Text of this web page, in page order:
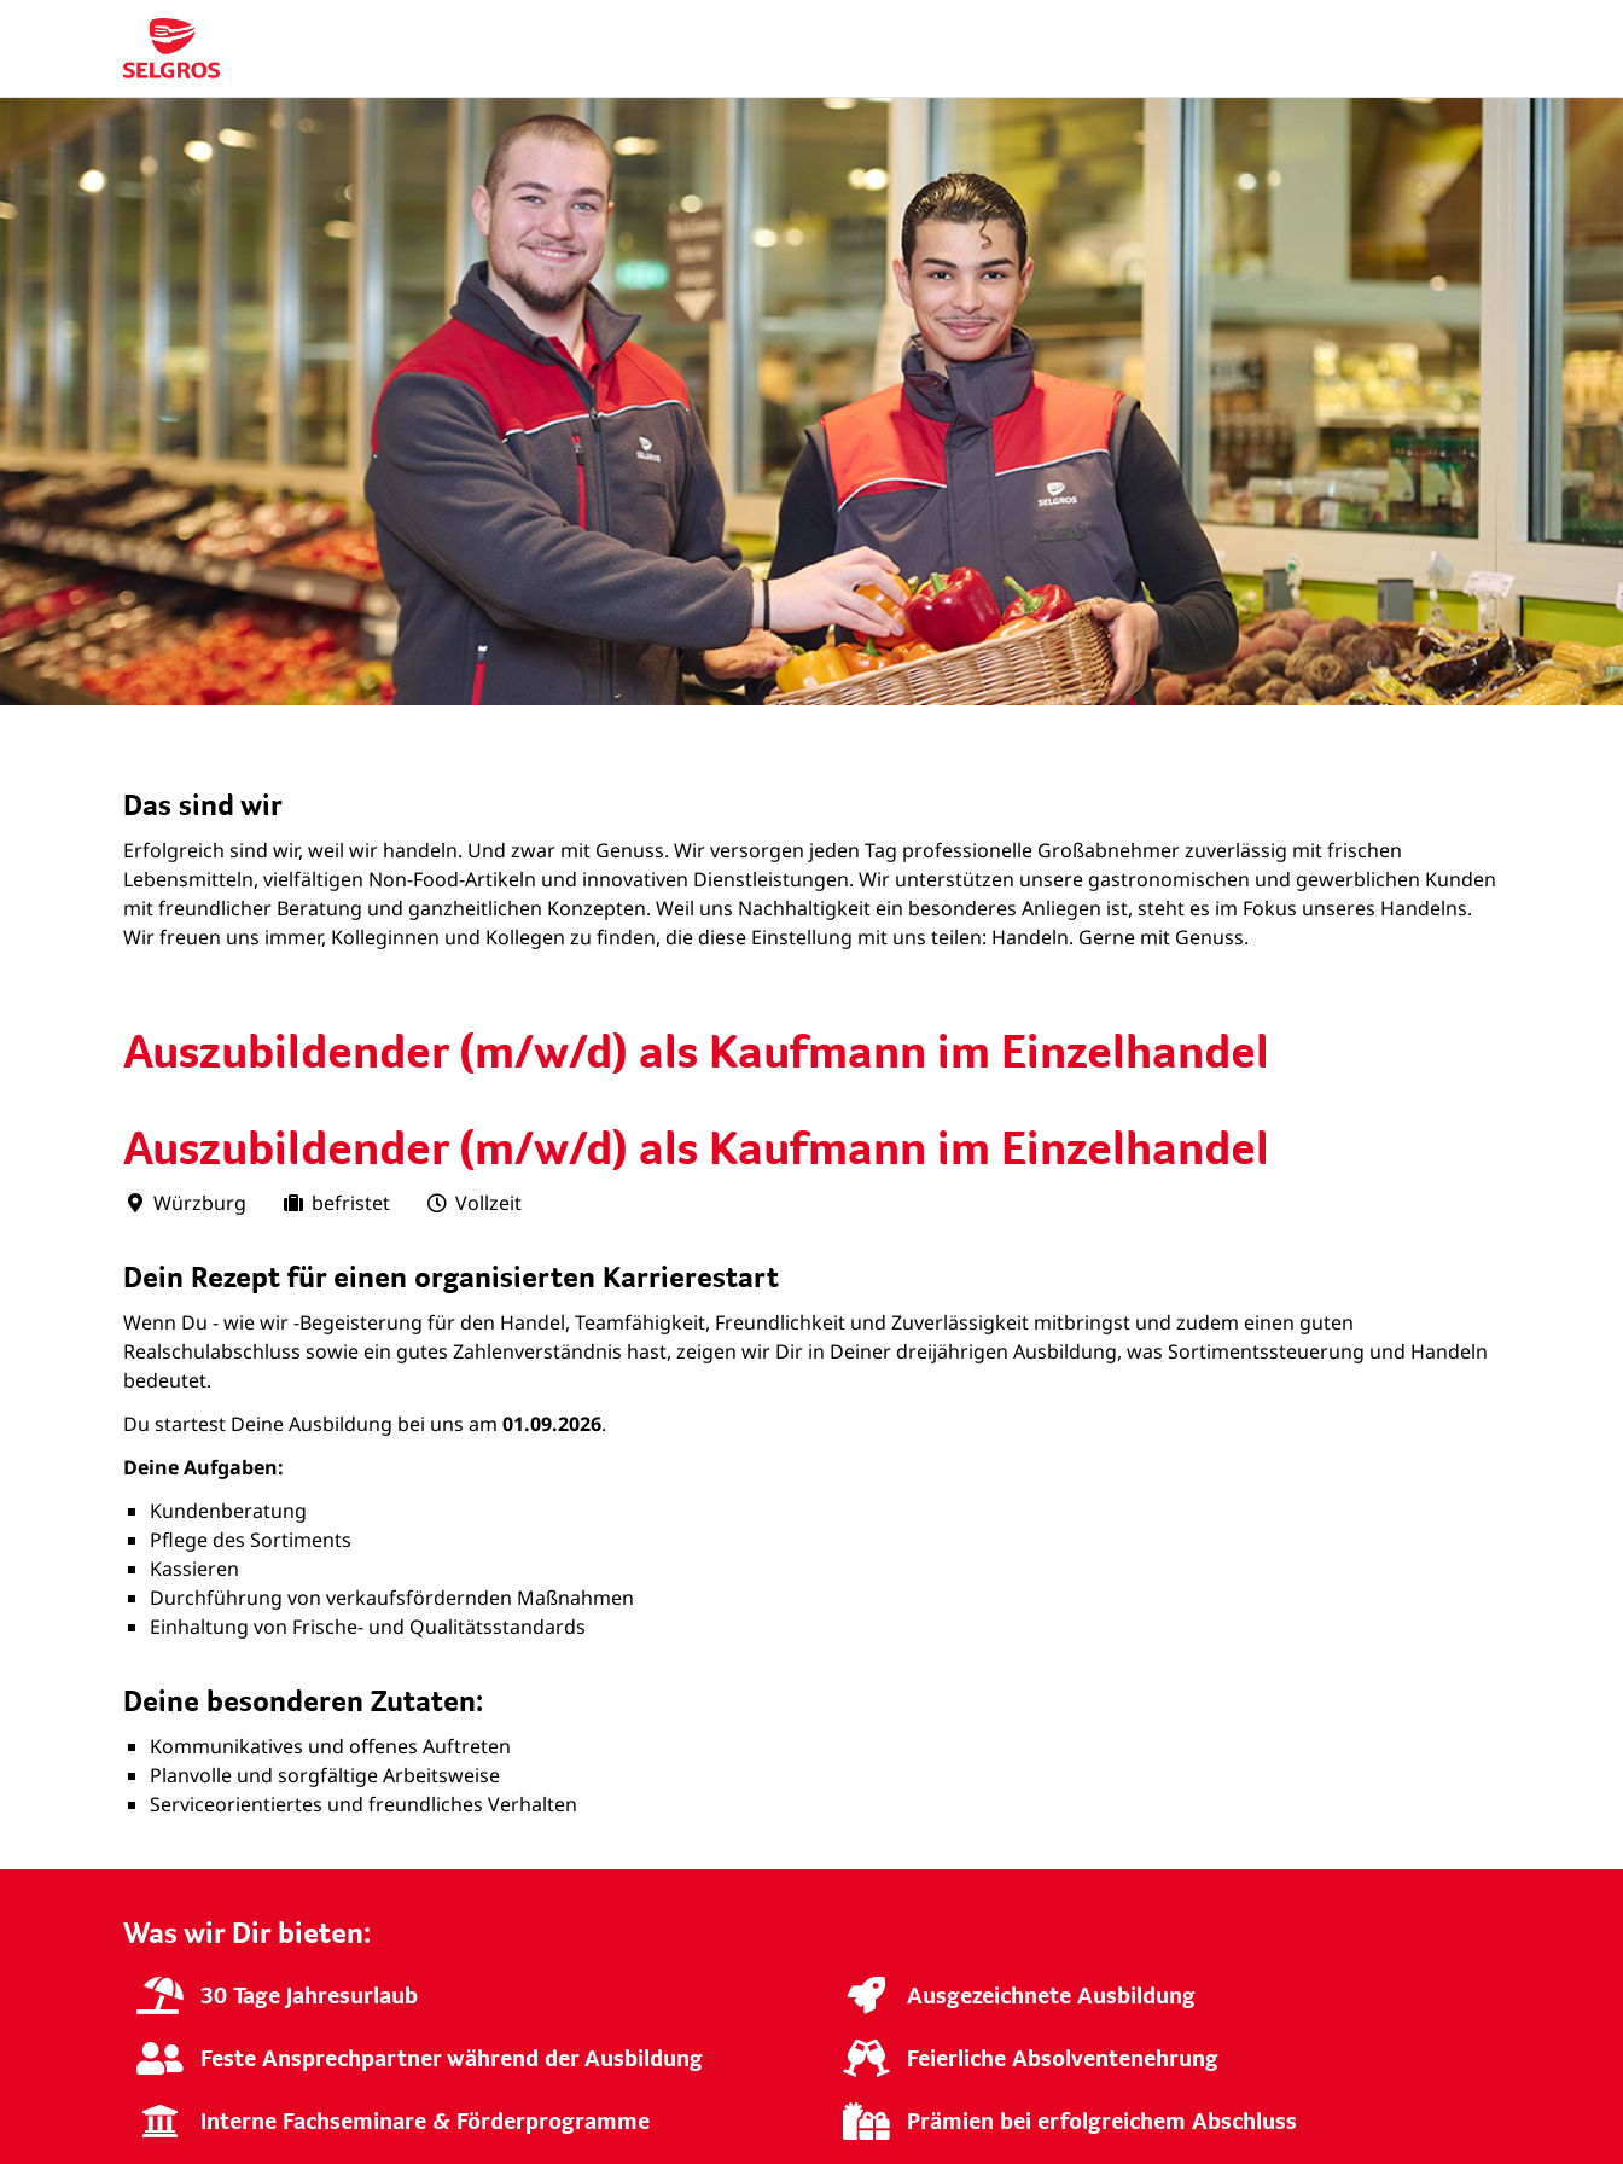
Auszubildender (m/w/d) als Kaufmann im Einzelhandel
Würzburg befristet Vollzeit
Das sind wir
Erfolgreich sind wir, weil wir handeln. Und zwar mit Genuss. Wir versorgen jeden Tag professionelle Großabnehmer zuverlässig mit frischen
Lebensmitteln, vielfältigen Non-Food-Artikeln und innovativen Dienstleistungen. Wir unterstützen unsere gastronomischen und gewerblichen Kunden
mit freundlicher Beratung und ganzheitlichen Konzepten. Weil uns Nachhaltigkeit ein besonderes Anliegen ist, steht es im Fokus unseres Handelns.
Wir freuen uns immer, Kolleginnen und Kollegen zu finden, die diese Einstellung mit uns teilen: Handeln. Gerne mit Genuss.
Auszubildender (m/w/d) als Kaufmann im Einzelhandel
Dein Rezept für einen organisierten Karrierestart
Wenn Du - wie wir -Begeisterung für den Handel, Teamfähigkeit, Freundlichkeit und Zuverlässigkeit mitbringst und zudem einen guten
Realschulabschluss sowie ein gutes Zahlenverständnis hast, zeigen wir Dir in Deiner dreijährigen Ausbildung, was Sortimentssteuerung und Handeln
bedeutet.
Du startest Deine Ausbildung bei uns am 01.09.2026.
Deine Aufgaben:
Kundenberatung
Pflege des Sortiments
Kassieren
Durchführung von verkaufsfördernden Maßnahmen
Einhaltung von Frische- und Qualitätsstandards
Deine besonderen Zutaten:
Kommunikatives und offenes Auftreten
Planvolle und sorgfältige Arbeitsweise
Serviceorientiertes und freundliches Verhalten
Was wir Dir bieten:
30 Tage Jahresurlaub Ausgezeichnete Ausbildung
Feste Ansprechpartner während der Ausbildung Feierliche Absolventenehrung
Interne Fachseminare & Förderprogramme Prämien bei erfolgreichem Abschluss